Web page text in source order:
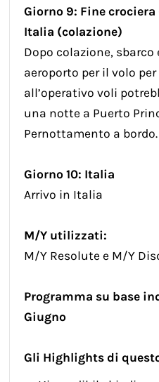
Giorno 9: Fine crociera
Italia (colazione)
Dopo colazione,
aeroporto per il volo per
all’operativo voli
una notte a Puerto
Pernottamento a bordo.
Giorno 10: Italia
Arrivo in Italia
M/Y utilizzati:
M/Y Resolute e M/Y
Programma su base
Giugno
Gli Highlights di